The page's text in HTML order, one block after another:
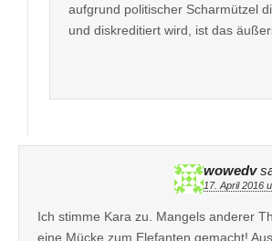
aufgrund politischer Scharmützel
und diskreditiert wird, ist das
wowedv
17. April 2016
Ich stimme Kara zu. Mangels anderer
eine Mücke zum Elefanten gemacht!